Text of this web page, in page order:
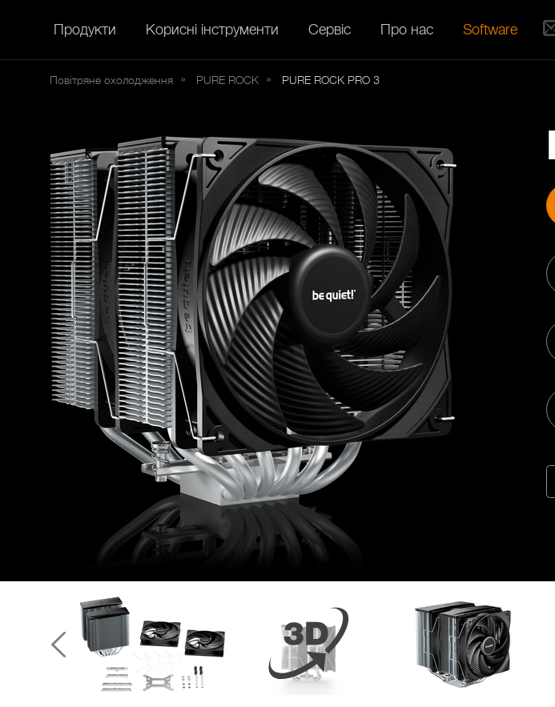
Продукти Корисні інструменти Сервіс Про нас Software
Повітряне охолодження PURE ROCK PURE ROCK PRO 3